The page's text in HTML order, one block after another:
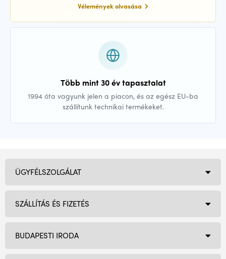
Vélemények olvasása
Több mint 30 év tapasztalat
1994 óta vagyunk jelen a piacon, és az egész EU-ba
szállítunk technikai termékeket.
BUDAPESTI IRODA
ÜGYFÉLSZOLGÁLAT
SZÁLLÍTÁS ÉS FIZETÉS